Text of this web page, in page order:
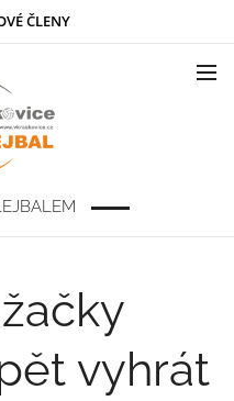
ČLENY
vyhrát